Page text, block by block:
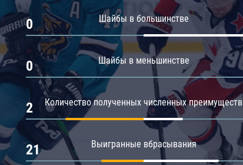
Амур
Барыс
Салават Юлаев
Шайбы в большинстве
0
Шайбы в меньшинстве
0
Количество полученных численных преимуществ
2
Выигранные вбрасывания
21